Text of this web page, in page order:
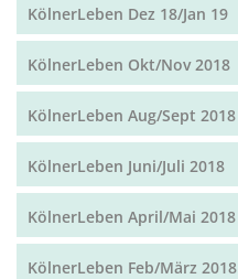
KölnerLeben Dez 18/Jan 19
KölnerLeben Okt/Nov 2018
KölnerLeben Aug/Sept 2018
KölnerLeben Juni/Juli 2018
KölnerLeben April/Mai 2018
KölnerLeben Feb/März 2018